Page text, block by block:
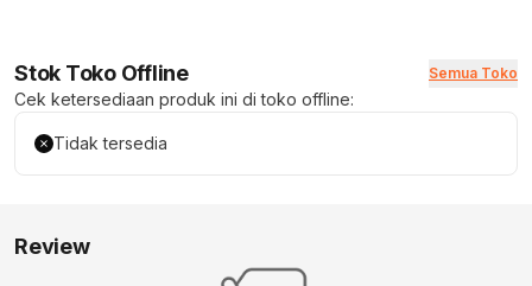
Stok Toko Offline Semua Toko
Cek ketersediaan produk ini di toko offline:
Tidak tersedia
Review